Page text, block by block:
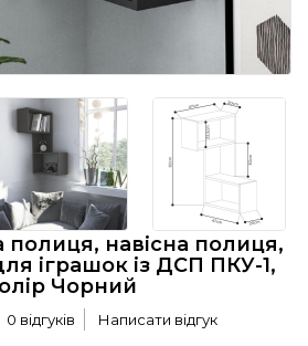
навісна полиця,
іграшок із ДСП ПКУ-1,
Чорний
0 відгуків Написати відгук